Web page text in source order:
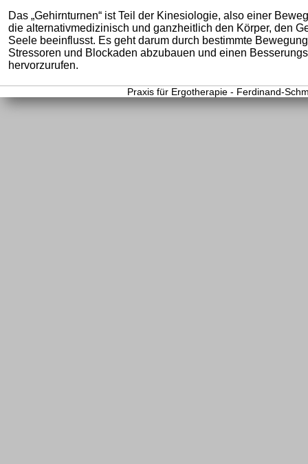
Das „Gehirnturnen“ ist Teil der Kinesiologie, also einer
die alternativmedizinisch und ganzheitlich den Körper, den
Seele beeinflusst. Es geht darum durch bestimmte
Stressoren und Blockaden abzubauen und einen
hervorzurufen.
Praxis für Ergotherapie - Ferdinand-